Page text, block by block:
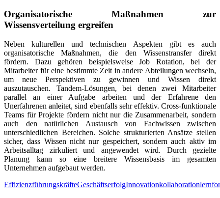
Organisatorische Maßnahmen zur
Wissensverteilung ergreifen
Neben kulturellen und technischen Aspekten gibt es auch
organisatorische Maßnahmen, die den Wissenstransfer direkt
fördern. Dazu gehören beispielsweise Job Rotation, bei der
Mitarbeiter für eine bestimmte Zeit in andere Abteilungen wechseln,
um neue Perspektiven zu gewinnen und Wissen direkt
auszutauschen. Tandem-Lösungen, bei denen zwei Mitarbeiter
parallel an einer Aufgabe arbeiten und der Erfahrene den
Unerfahrenen anleitet, sind ebenfalls sehr effektiv. Cross-funktionale
Teams für Projekte fördern nicht nur die Zusammenarbeit, sondern
auch den natürlichen Austausch von Fachwissen zwischen
unterschiedlichen Bereichen. Solche strukturierten Ansätze stellen
sicher, dass Wissen nicht nur gespeichert, sondern auch aktiv im
Arbeitsalltag zirkuliert und angewendet wird. Durch gezielte
Planung kann so eine breitere Wissensbasis im gesamten
Unternehmen aufgebaut werden.
EffizienzführungskräfteGeschäftserfolgInnovationkollaboration